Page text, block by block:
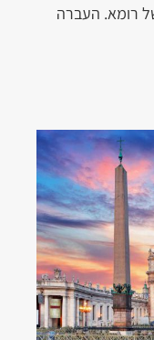
רומא. העברה